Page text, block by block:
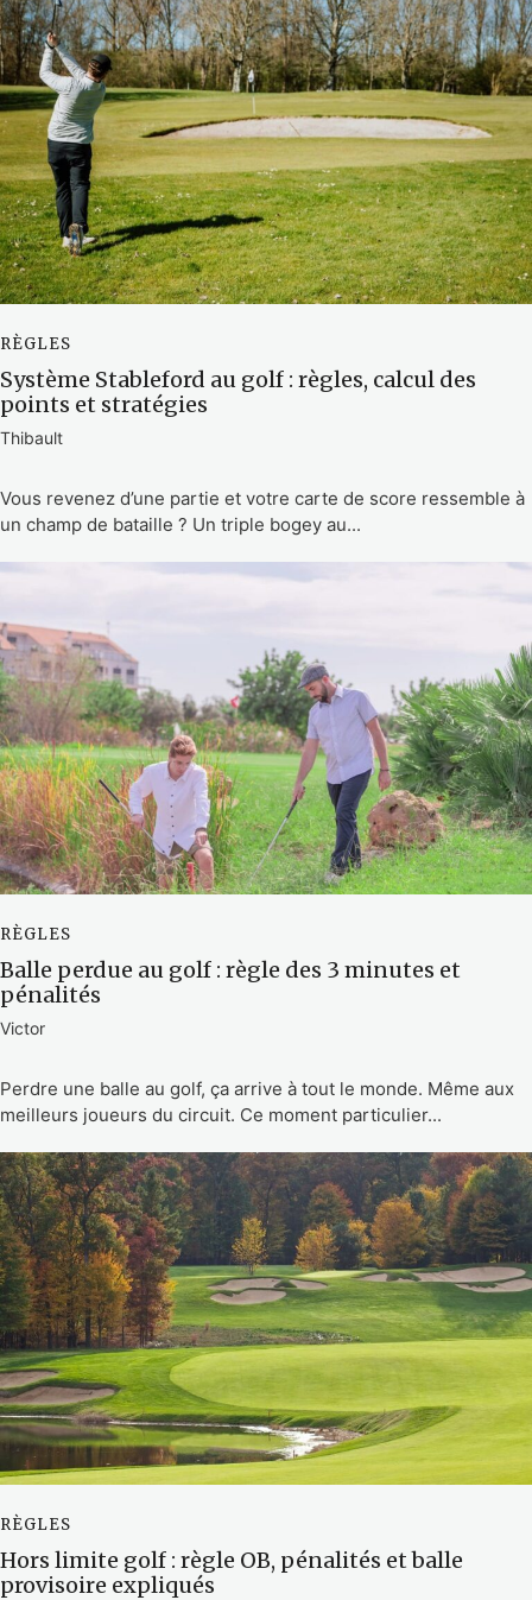
RÈGLES
Système Stableford au golf : règles, calcul des
points et stratégies
Thibault
Vous revenez d’une partie et votre carte de score ressemble à
un champ de bataille ? Un triple bogey au...
RÈGLES
Balle perdue au golf : règle des 3 minutes et
pénalités
Victor
Perdre une balle au golf, ça arrive à tout le monde. Même aux
meilleurs joueurs du circuit. Ce moment particulier...
RÈGLES
Hors limite golf : règle OB, pénalités et balle
provisoire expliqués